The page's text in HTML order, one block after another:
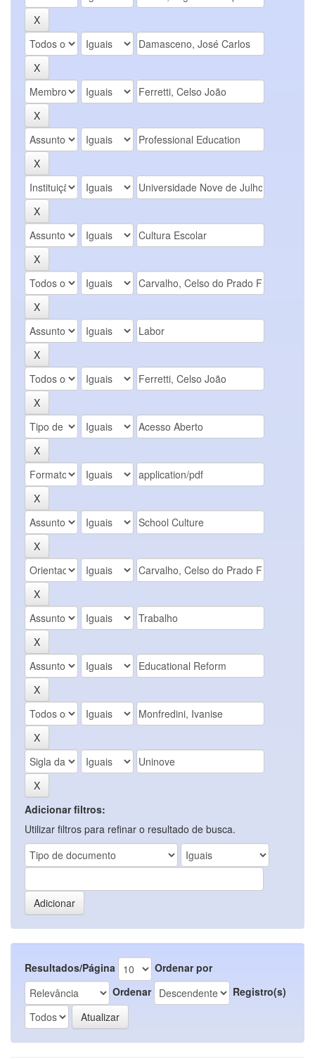
Adicionar filtros:
Utilizar filtros para refinar o resultado de busca.
Resultados/Página
Ordenar por
Ordenar
Registro(s)